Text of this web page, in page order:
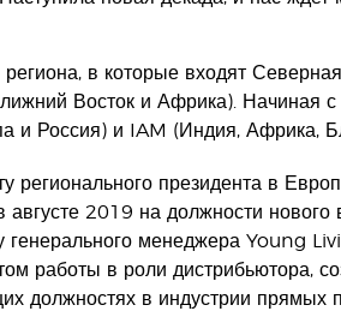
в которые входят
Восток и Африка). Начиная
и Россия) и IAM (Индия, Африка,
регионального президента в
2019 на должности нового
генерального менеджера Young
работы в роли дистрибьютора,
должностях в индустрии прямых